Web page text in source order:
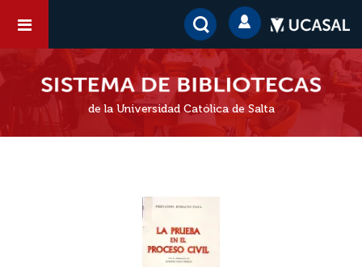
de la Universidad Católica de Salta